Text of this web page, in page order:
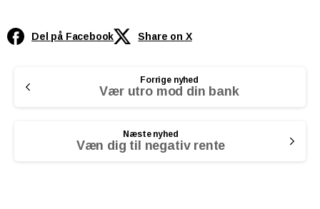
Del på Facebook Share on X
Reading
Forrige nyhed
Vær utro mod din bank
Næste nyhed
Væn dig til negativ rente